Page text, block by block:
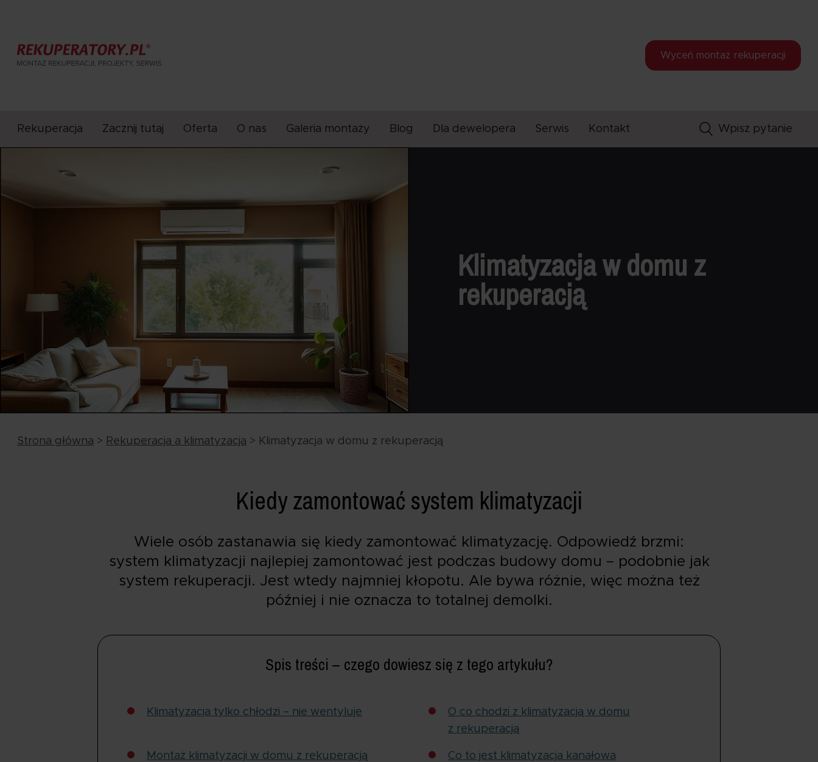
Wyceń montaż rekuperacji
Rekuperacja Zacznij tutaj Oferta O nas Galeria montaży Blog Dla dewelopera Serwis Kontakt
Klimatyzacja w domu z
rekuperacją
Strona główna > Rekuperacja a klimatyzacja > Klimatyzacja w domu z rekuperacją
Kiedy zamontować system klimatyzacji
Wiele osób zastanawia się kiedy zamontować klimatyzację. Odpowiedź brzmi:
system klimatyzacji najlepiej zamontować jest podczas budowy domu – podobnie jak
system rekuperacji. Jest wtedy najmniej kłopotu. Ale bywa różnie, więc można też
później i nie oznacza to totalnej demolki.
Spis treści – czego dowiesz się z tego artykułu?
Klimatyzacja tylko chłodzi – nie wentyluje
O co chodzi z klimatyzacją w domu
z rekuperacją
Montaż klimatyzacji w domu z rekuperacją
Co to jest klimatyzacja kanałowa